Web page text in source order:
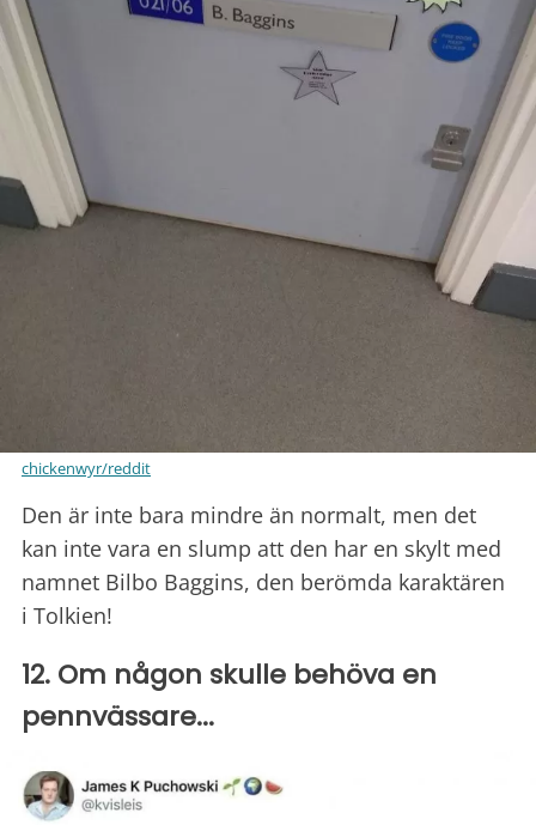
chickenwyr/reddit
Den är inte bara mindre än normalt, men det
kan inte vara en slump att den har en skylt med
namnet Bilbo Baggins, den berömda karaktären
i Tolkien!
12. Om någon skulle behöva en
pennvässare...